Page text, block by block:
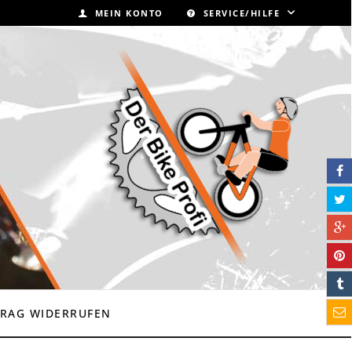
MEIN KONTO SERVICE/HILFE
WIDERRUFEN